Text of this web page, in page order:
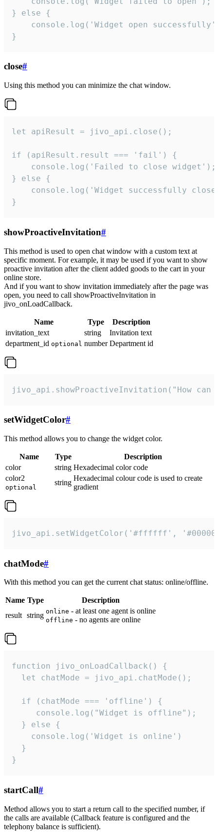
} else {
console.log('Widget open
}
close#
Using this method you can minimize the chat window.
let apiResult = jivo_api.close();
if (apiResult.result === 'fail') {
    console.log('Failed to close widget');
} else {
console.log('Widget successfully
}
showProactiveInvitation#
This method is used to open chat window with a custom text at
specific moment. For example, it may be used if you want to show
proactive invitation after the client added goods to the cart in your
online store.
And if you want to show invitation immediately after the page was
open, you need to call showProactiveInvitation in
jivo_onLoadCallback.
Name Type
Description
invitation_text
string
Invitation text
department_id optional number Department id
jivo_api.showProactiveInvitation("How
setWidgetColor#
This method allows you to change the widget color.
Name Type
Description
color
string Hexadecimal color code
color2
optional
string
Hexadecimal colour code is used to create
gradient
jivo_api.setWidgetColor('#ffffff',
chatMode#
With this method you can get the current chat status: online/offline.
Name Type
Description
result string online - at least one agent is online
offline - no agents are online
function jivo_onLoadCallback() {
  let chatMode = jivo_api.chatMode();
  if (chatMode === 'offline') {
     console.log("Widget is offline");
  } else {
    console.log('Widget is online')
  }
}
startCall#
Method allows you to start a return call to the specified number, if
the calls are available (Callback feature is configured and the
telephony balance is sufficient).